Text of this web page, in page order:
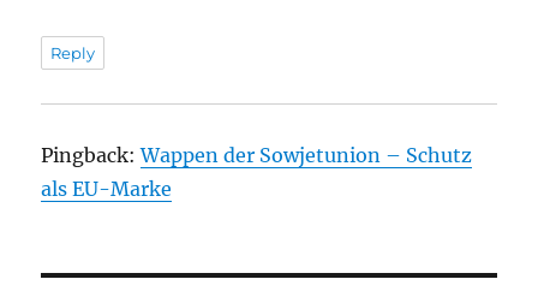
Reply
Pingback:Wappen der Sowjetunion – Schutz
als EU-Marke